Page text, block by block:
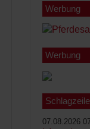
Werbung
Werbung
07.08.2026